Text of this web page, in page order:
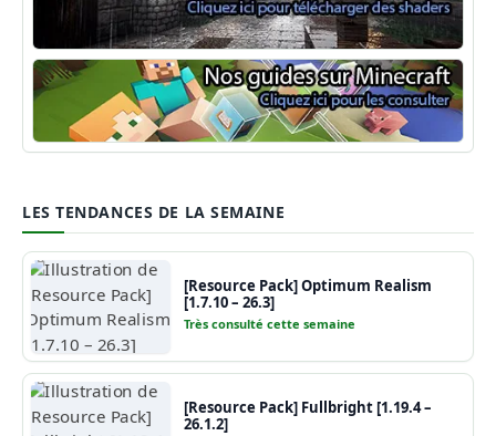
Shaders Minecraft
Guide Minecraft
LES TENDANCES DE LA SEMAINE
[Resource Pack] Optimum Realism
[1.7.10 – 26.3]
Très consulté cette semaine
[Resource Pack] Fullbright [1.19.4 –
26.1.2]